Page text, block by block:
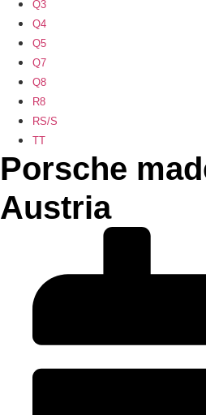
Q3
Q4
Q5
Q7
Q8
R8
RS/S
TT
Porsche
Austria